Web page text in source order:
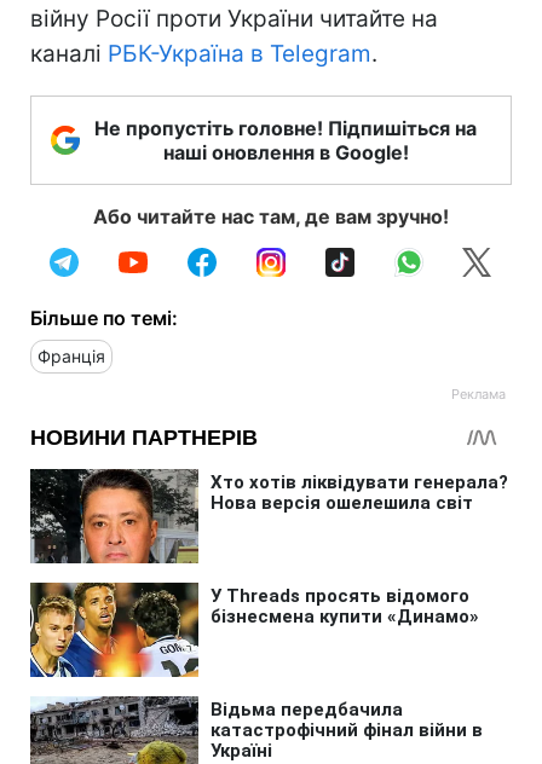
війну Росії проти України читайте на
каналі РБК-Україна в Telegram.
Не пропустіть головне! Підпишіться на
наші оновлення в Google!
Або читайте нас там, де вам зручно!
Більше по темі:
Франція